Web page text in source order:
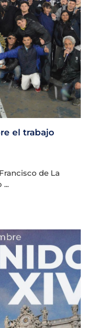
el trabajo
de La
...